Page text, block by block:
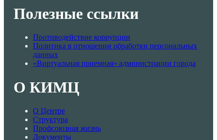
Полезные ссылки
Противодействие коррупции
Политика в отношении обработки персональных
данных
«Виртуальная приемная» администрации города
О КИМЦ
О Центре
Структура
Профсоюзная жизнь
Документы